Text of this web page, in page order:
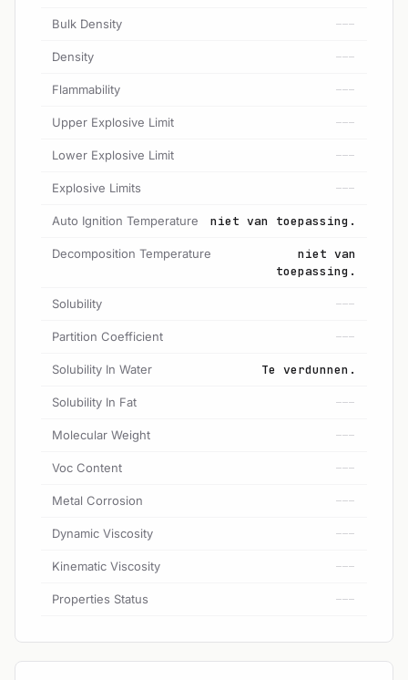
Bulk Density ---
Density ---
Flammability ---
Upper Explosive Limit ---
Lower Explosive Limit ---
Explosive Limits ---
Auto Ignition Temperature niet van toepassing.
Decomposition Temperature
niet van
toepassing.
Solubility ---
Partition Coefficient ---
Solubility In Water Te verdunnen.
Solubility In Fat ---
Molecular Weight ---
Voc Content ---
Metal Corrosion ---
Dynamic Viscosity ---
Kinematic Viscosity ---
Properties Status ---